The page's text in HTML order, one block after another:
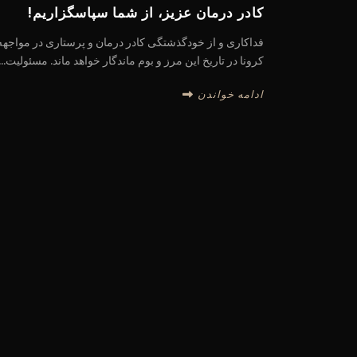
کادر درمان عزیز، از شما سپاسگزاریم!
فداکاری و از خودگذشتگی کادر درمان و پرستاری در
کرونا در تاریخ این مرز و بوم ماندگار خواهد ماند.
ادامه خواندن